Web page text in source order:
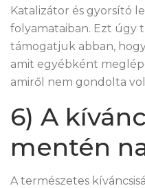
Katalizátor és gyorsító
folyamataiban. Ezt úgy
támogatjuk abban,
amit egyébként
amiről nem gondolta
6) A
mentén
A természetes